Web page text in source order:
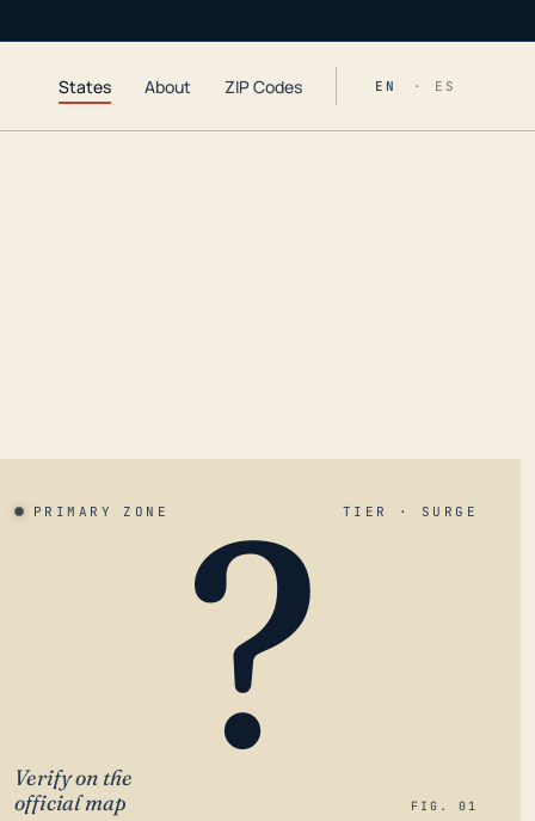
States About ZIP Codes EN · ES
PRIMARY ZONE TIER · SURGE
?
Verify on the
official map
FIG. 01